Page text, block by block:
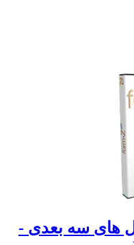
سه بعدی -